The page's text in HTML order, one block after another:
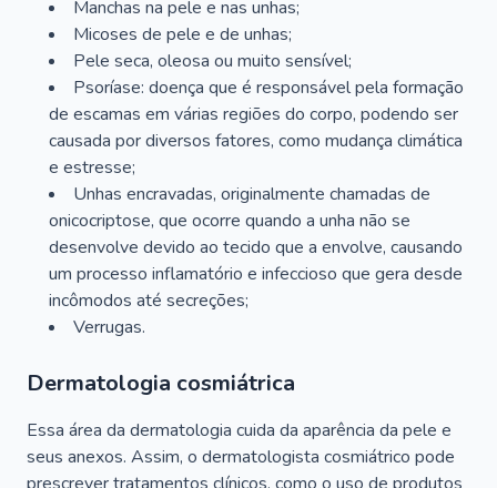
Manchas na pele e nas unhas;
Micoses de pele e de unhas;
Pele seca, oleosa ou muito sensível;
Psoríase: doença que é responsável pela formação
de escamas em várias regiões do corpo, podendo ser
causada por diversos fatores, como mudança climática
e estresse;
Unhas encravadas, originalmente chamadas de
onicocriptose, que ocorre quando a unha não se
desenvolve devido ao tecido que a envolve, causando
um processo inflamatório e infeccioso que gera desde
incômodos até secreções;
Verrugas.
Dermatologia cosmiátrica
Essa área da dermatologia cuida da aparência da pele e
seus anexos. Assim, o dermatologista cosmiátrico pode